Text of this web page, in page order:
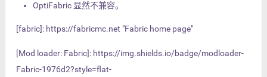
OptiFabric 显然不兼容。
[fabric]: https://fabricmc.net "Fabric home page"
[Mod loader: Fabric]: https://img.shields.io/badge/modloader-
Fabric-1976d2?style=flat-